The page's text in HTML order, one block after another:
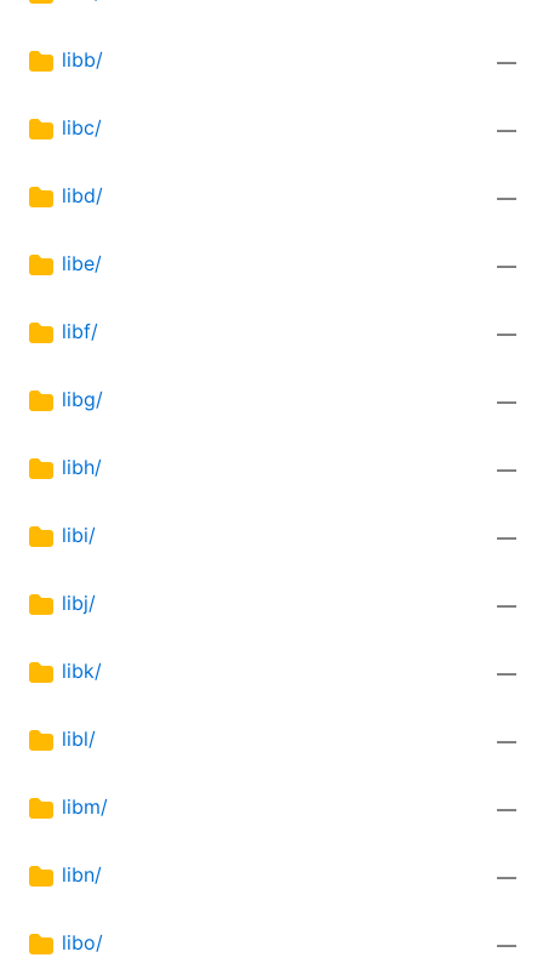
libb/ —
libc/ —
libd/ —
libe/ —
libf/ —
libg/ —
libh/ —
libi/ —
libj/ —
libk/ —
libl/ —
libm/ —
libn/ —
libo/ —